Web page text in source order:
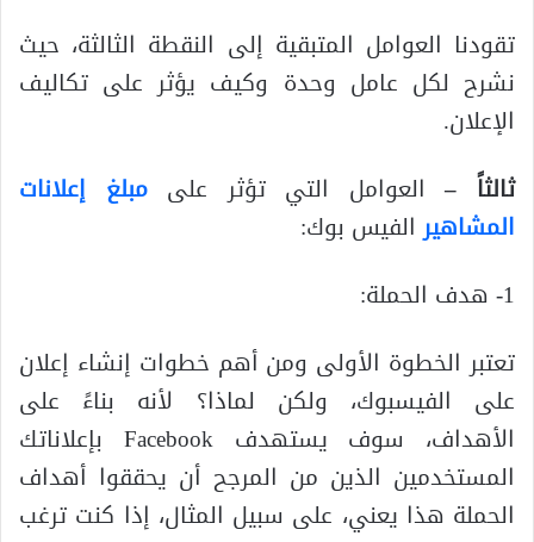
تقودنا العوامل المتبقية إلى النقطة الثالثة، حيث
نشرح لكل عامل وحدة وكيف يؤثر على تكاليف
الإعلان.
ثالثاً –العوامل التي تؤثر على مبلغ إعلانات
المشاهيرالفيس بوك:
1- هدف الحملة:
تعتبر الخطوة الأولى ومن أهم خطوات إنشاء إعلان
على الفيسبوك، ولكن لماذا؟ لأنه بناءً على
الأهداف، سوف يستهدف Facebook بإعلاناتك
المستخدمين الذين من المرجح أن يحققوا أهداف
الحملة هذا يعني، على سبيل المثال، إذا كنت ترغب